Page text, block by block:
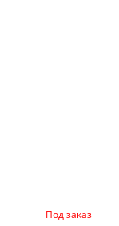
Под заказ